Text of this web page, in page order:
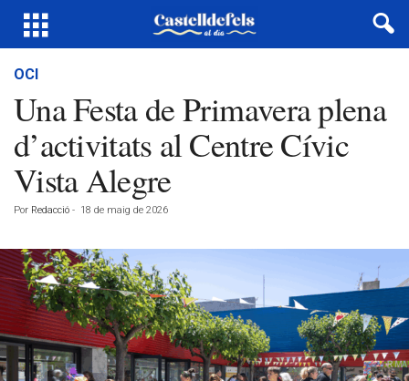
OCI
Una Festa de Primavera plena
d’activitats al Centre Cívic
Vista Alegre
Por Redacció - 18 de maig de 2026